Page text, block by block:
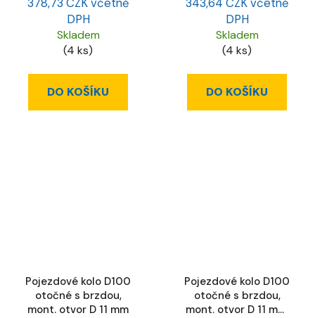
DPH
Skladem
(4 ks)
DO KOŠÍKU
DPH
Skladem
(4 ks)
DO KOŠÍKU
Pojezdové kolo D100
otočné s brzdou,
mont. otvor D 11 mm
Pojezdové kolo D100
otočné s brzdou,
mont. otvor D 11 mm,